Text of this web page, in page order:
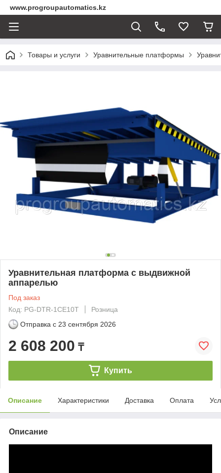
www.progroupautomatics.kz
Товары и услуги Уравнительные платформы
Уравнительная платформа с выдвижной
аппарелью
Под заказ
Код: PG-DTR-1CE10T
Розница
Отправка с 23 сентября 2026
2 608 200 ₸
Купить
Описание Характеристики Доставка Оплата
Описание